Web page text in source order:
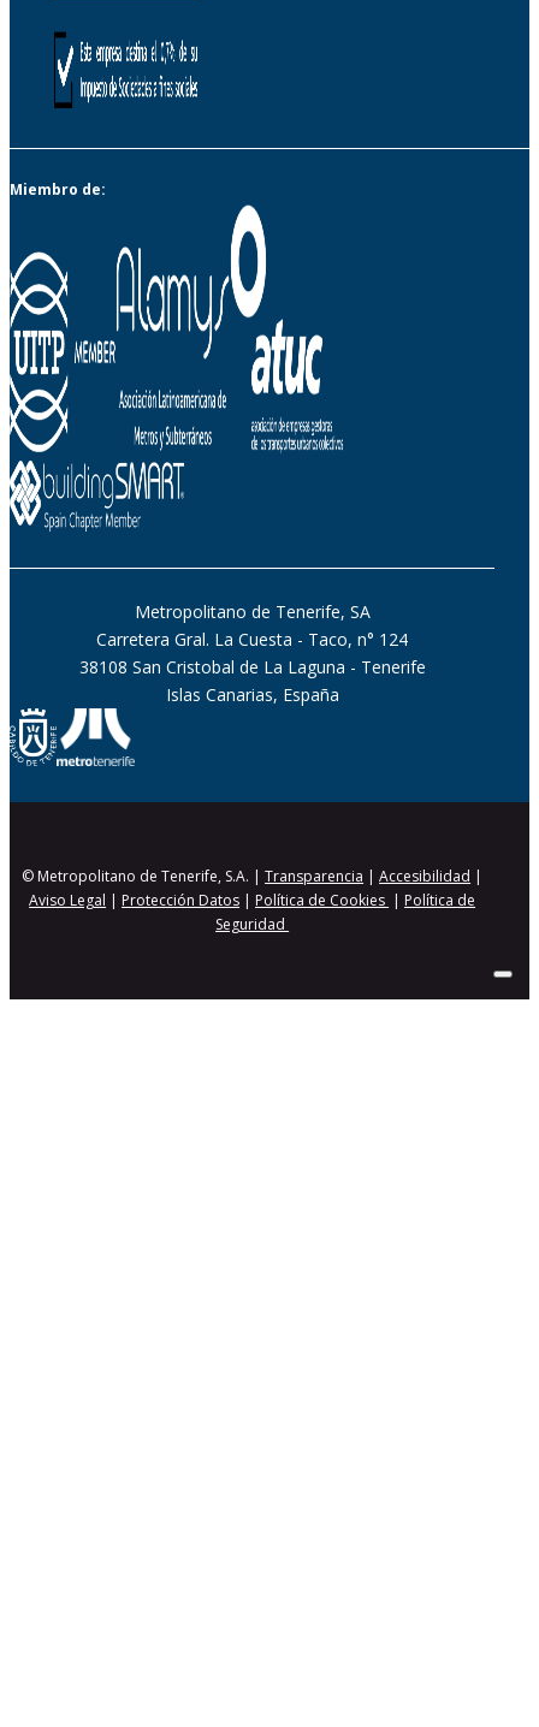
Miembro de:
Metropolitano de Tenerife, SA
Carretera Gral. La Cuesta - Taco, n° 124
38108 San Cristobal de La Laguna - Tenerife
Islas Canarias, España
© Metropolitano de Tenerife, S.A. |Transparencia |Accesibilidad |
Aviso Legal | Protección Datos | Política de Cookies | Política de
Seguridad